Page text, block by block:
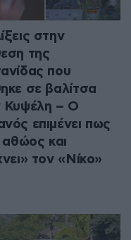
στην
της
που
σε βαλίτσα
Κυψέλη – Ο
επιμένει πως
αθώος και
τον «Νίκο»